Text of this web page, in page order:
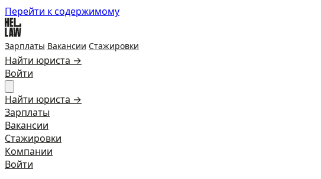
Перейти к содержимому
Зарплаты Вакансии Стажировки
Найти юриста →
Войти
Найти юриста →
Зарплаты
Вакансии
Стажировки
Компании
Войти